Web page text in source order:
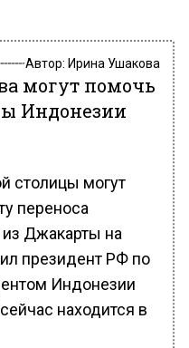
Автор: Ирина Ушакова
могут помочь
Индонезии
столицы могут
переноса
Джакарты на
президент РФ по
Индонезии
находится в